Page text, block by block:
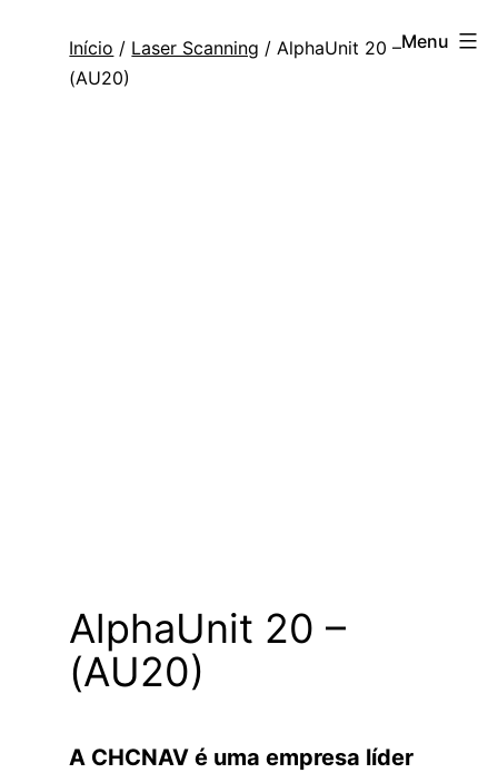
Menu
Início / Laser Scanning / AlphaUnit 20 –
(AU20)
AlphaUnit 20 –
(AU20)
A CHCNAV é uma empresa líder